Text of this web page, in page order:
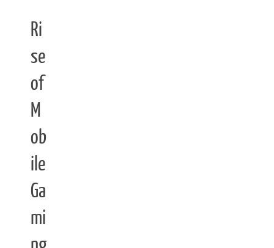
Ri
se
of
M
ob
ile
Ga
mi